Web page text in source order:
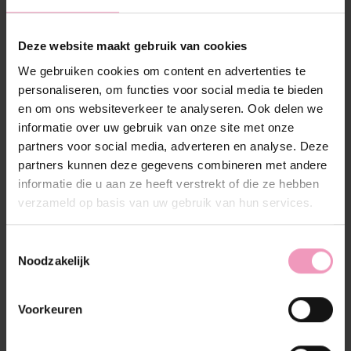
Deze website maakt gebruik van cookies
We gebruiken cookies om content en advertenties te
personaliseren, om functies voor social media te bieden
en om ons websiteverkeer te analyseren. Ook delen we
informatie over uw gebruik van onze site met onze
partners voor social media, adverteren en analyse. Deze
partners kunnen deze gegevens combineren met andere
informatie die u aan ze heeft verstrekt of die ze hebben
verzameld op basis van uw gebruik van hun services.
Noodzakelijk
Voorkeuren
Beschrijving Reviews (0)
Geur beschrijving
Benessere wasparfum waant je naar een zomerse dag
op het strand. Met zijn verfrissende citrusnoten,
bloemige tederheid en rustieke, houtachtige basis
voel je de zonnestralen al op je huid. Het resultaat is
een heerlijk zomerparfum dat een vleugje natuurlijke
Citrus, bloemig, rustiek, houtachtig